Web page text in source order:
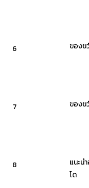
6 ของข
7 ของข
8
แนะน
โต